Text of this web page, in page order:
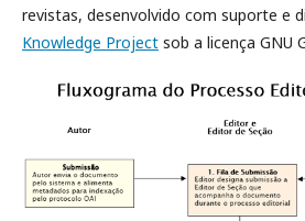
revistas, desenvolvido com suporte e
Knowledge Project sob a licença GNU